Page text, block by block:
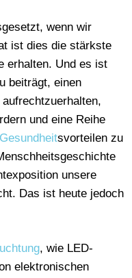
wenn wir
ist dies die stärkste
erhalten. Und es ist
beiträgt, einen
und eine Reihe
svorteilen zu
unsere
Das ist heute jedoch
, wie LED-
elektronischen